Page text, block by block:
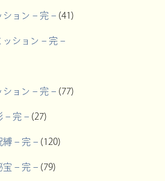
ション – 完 –(41)
ッション – 完 –
ション – 完 –(77)
– 完 –(27)
縛 – 完 –(120)
宝 – 完 –(79)